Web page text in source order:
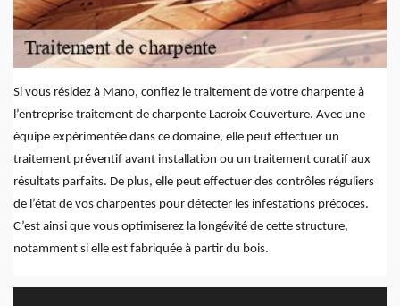
Si vous résidez à Mano, confiez le traitement de votre charpente à
l’entreprise traitement de charpente Lacroix Couverture. Avec une
équipe expérimentée dans ce domaine, elle peut effectuer un
traitement préventif avant installation ou un traitement curatif aux
résultats parfaits. De plus, elle peut effectuer des contrôles réguliers
de l’état de vos charpentes pour détecter les infestations précoces.
C’est ainsi que vous optimiserez la longévité de cette structure,
notamment si elle est fabriquée à partir du bois.